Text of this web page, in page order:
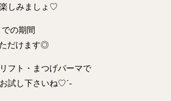
しみましょ♡
の期間
だけます◎
フト・まつげパーマで
試し下さいね♡´-